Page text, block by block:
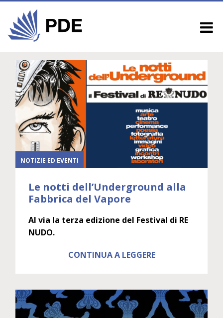
NOTIZIE ED EVENTI
Le notti dell’Underground alla
Fabbrica del Vapore
Al via la terza edizione del Festival di RE
NUDO.
CONTINUA A LEGGERE